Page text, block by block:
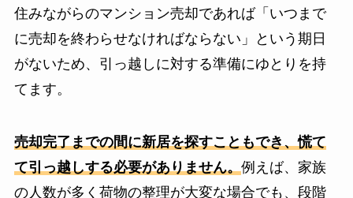
住みながらのマンション売却であれば「いつまで
に売却を終わらせなければならない」という期日
がないため、引っ越しに対する準備にゆとりを持
てます。
売却完了までの間に新居を探すこともでき、慌て
て引っ越しする必要がありません。例えば、家族
の人数が多く荷物の整理が大変な場合でも、段階